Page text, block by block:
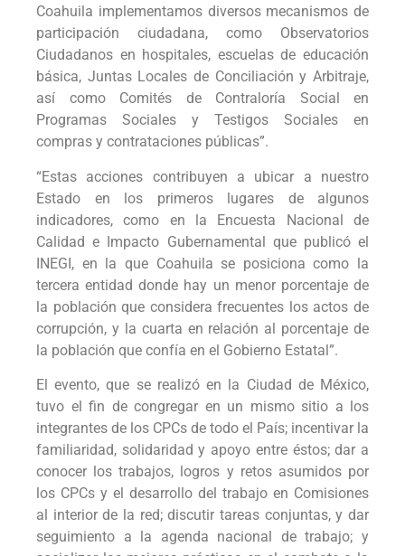
Coahuila implementamos diversos mecanismos de
participación ciudadana, como Observatorios
Ciudadanos en hospitales, escuelas de educación
básica, Juntas Locales de Conciliación y Arbitraje,
así como Comités de Contraloría Social en
Programas Sociales y Testigos Sociales en
compras y contrataciones públicas”.
“Estas acciones contribuyen a ubicar a nuestro
Estado en los primeros lugares de algunos
indicadores, como en la Encuesta Nacional de
Calidad e Impacto Gubernamental que publicó el
INEGI, en la que Coahuila se posiciona como la
tercera entidad donde hay un menor porcentaje de
la población que considera frecuentes los actos de
corrupción, y la cuarta en relación al porcentaje de
la población que confía en el Gobierno Estatal”.
El evento, que se realizó en la Ciudad de México,
tuvo el fin de congregar en un mismo sitio a los
integrantes de los CPCs de todo el País; incentivar la
familiaridad, solidaridad y apoyo entre éstos; dar a
conocer los trabajos, logros y retos asumidos por
los CPCs y el desarrollo del trabajo en Comisiones
al interior de la red; discutir tareas conjuntas, y dar
seguimiento a la agenda nacional de trabajo; y